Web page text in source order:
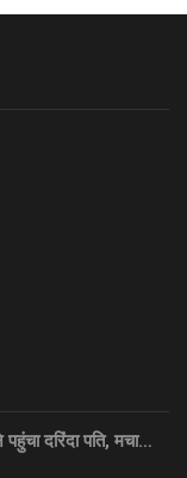
दरिंदा पति, मचा…